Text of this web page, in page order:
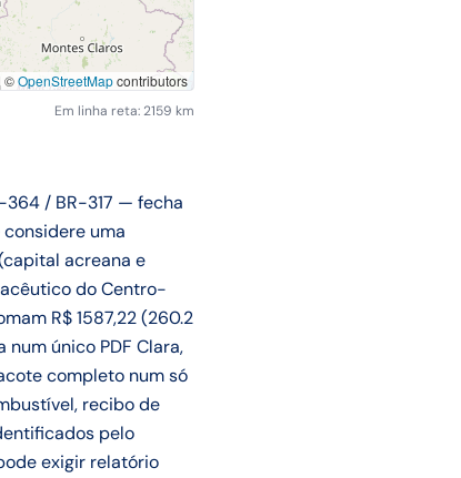
©OpenStreetMapcontributors
Em linha reta: 2159 km
364 / BR-317 — fecha
uma
acreana e
do Centro-
R$ 1587,22 (260.2
único PDF Clara,
completo num só
recibo de
pelo
exigir relatório